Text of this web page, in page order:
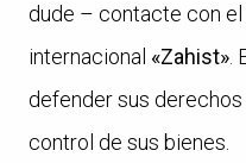
dude – contacte con
internacional «Zahist»
defender sus derechos
control de sus bienes.